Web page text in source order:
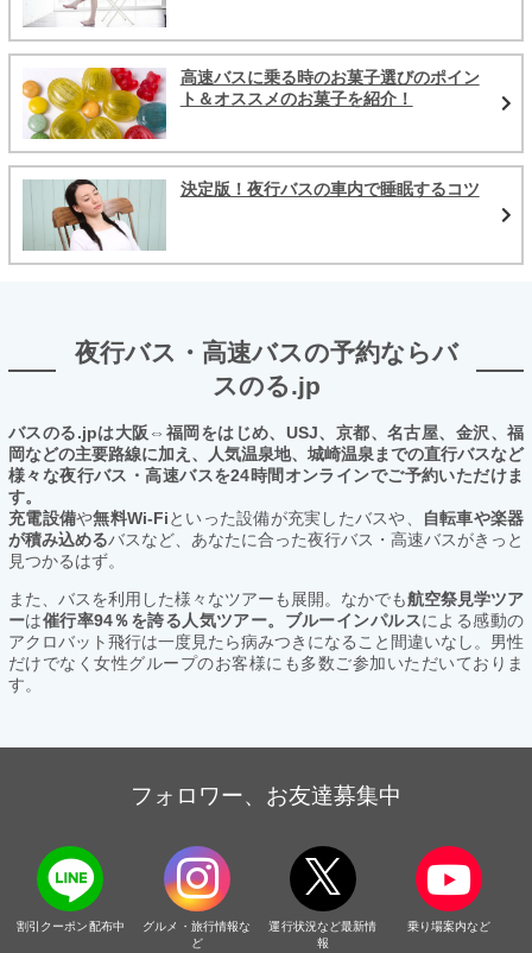
高速バスに乗る時のお菓子選びのポイン
ト＆オススメのお菓子を紹介！
決定版！夜行バスの車内で睡眠するコツ
夜行バス・高速バスの予約ならバ
スのる.jp
バスのる.jpは大阪⇔福岡をはじめ、USJ、京都、名古屋、金沢、福
岡などの主要路線に加え、人気温泉地、城崎温泉までの直行バスなど
様々な夜行バス・高速バスを24時間オンラインでご予約いただけま
す。
充電設備や無料Wi-Fiといった設備が充実したバスや、
自転車や楽器
が積み込めるバスなど、あなたに合った夜行バス・高速バスがきっと
見つかるはず。
また、バスを利用した様々なツアーも展開。なかでも航空祭見学ツア
ーは催行率94％を誇る人気ツアー。ブルーインパルスによる感動の
アクロバット飛行は一度見たら病みつきになること間違いなし。男性
だけでなく女性グループのお客様にも多数ご参加いただいておりま
す。
フォロワー、お友達募集中
割引クーポン配布中
グルメ・旅行情報な
ど
運行状況など最新情
報
乗り場案内など